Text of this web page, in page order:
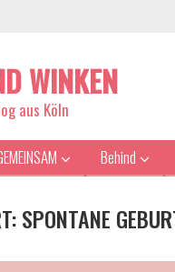
WINKEN
aus Köln
Behind
SPONTANE